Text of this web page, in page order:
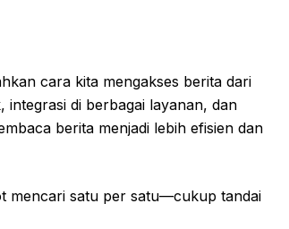
cara kita mengakses berita dari
integrasi di berbagai layanan, dan
berita menjadi lebih efisien dan
mencari satu per satu—cukup tandai